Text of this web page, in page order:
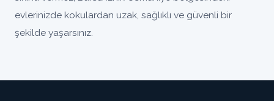
evlerinizde kokulardan uzak, sağlıklı ve güvenli bir
şekilde yaşarsınız.